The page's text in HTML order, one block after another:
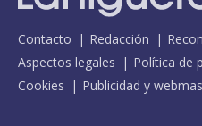
Contacto Redacción
Aspectos legales
Política de
Cookies
Publicidad y